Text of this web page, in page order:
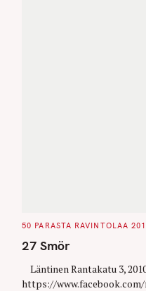
C
T
E
I
50 PARASTA RAVINTOLAA
27 Smör
Läntinen Rantakatu 3,
https://